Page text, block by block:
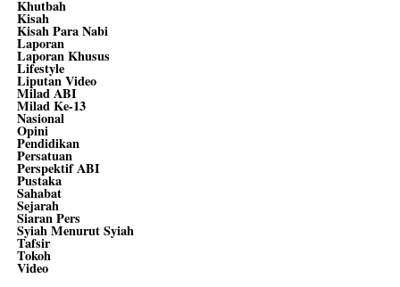
Khutbah
Kisah
Kisah Para Nabi
Laporan
Laporan Khusus
Lifestyle
Liputan Video
Milad ABI
Milad Ke-13
Nasional
Opini
Pendidikan
Persatuan
Perspektif ABI
Pustaka
Sahabat
Sejarah
Siaran Pers
Syiah Menurut Syiah
Tafsir
Tokoh
Video